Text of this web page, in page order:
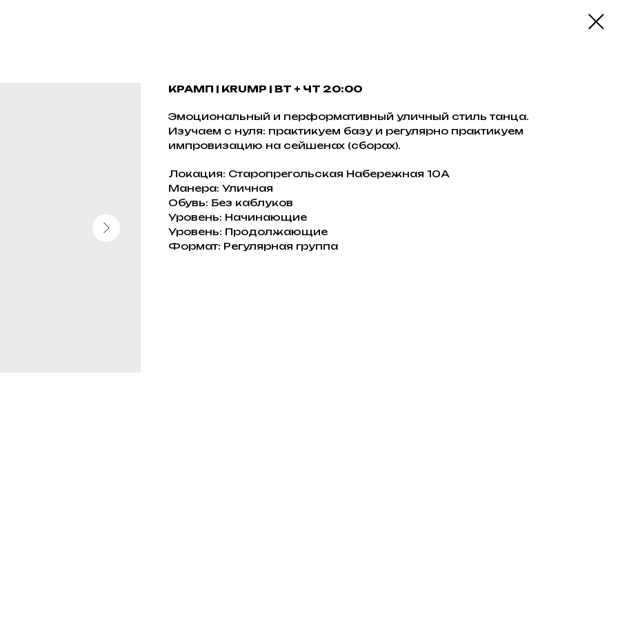
КРАМП | KRUMP | ВТ + ЧТ 20:00
Эмоциональный и перформативный уличный стиль танца.
Изучаем с нуля: практикуем базу и регулярно практикуем
импровизацию на сейшенах (сборах).
Локация: Старопрегольская Набережная 10А
Манера: Уличная
Обувь: Без каблуков
Уровень: Начинающие
Уровень: Продолжающие
Формат: Регулярная группа